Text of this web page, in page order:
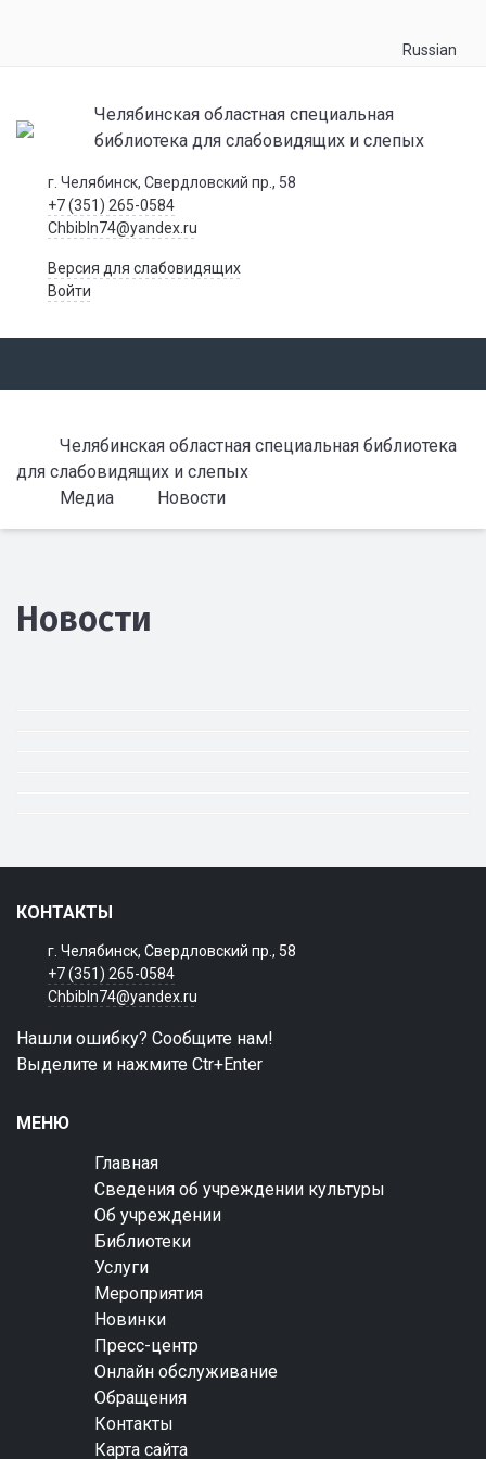
Russian
Челябинская областная специальная
библиотека для слабовидящих и слепых
г. Челябинск, Свердловский пр., 58
+7 (351) 265-0584
Chbibln74@yandex.ru
Версия для слабовидящих
Войти
Челябинская областная специальная библиотека
для слабовидящих и слепых
Медиа
Новости
Новости
КОНТАКТЫ
г. Челябинск, Свердловский пр., 58
+7 (351) 265-0584
Chbibln74@yandex.ru
Нашли ошибку? Сообщите нам!
Выделите и нажмите Ctr+Enter
МЕНЮ
Главная
Сведения об учреждении культуры
Об учреждении
Библиотеки
Услуги
Мероприятия
Новинки
Пресс-центр
Онлайн обслуживание
Обращения
Контакты
Карта сайта